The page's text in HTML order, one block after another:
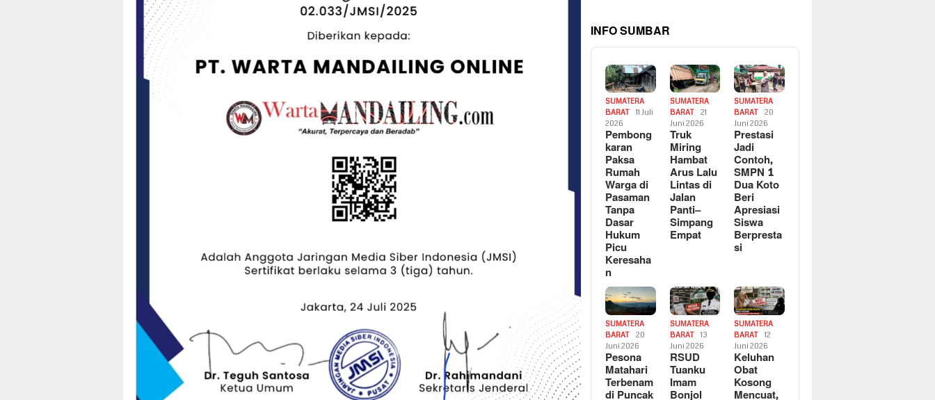
INFO SUMBAR
SUMATERA
BARAT
11 Juli
2026
Pembong
karan
Paksa
Rumah
Warga di
Pasaman
Tanpa
Dasar
Hukum
Picu
Keresaha
n
SUMATERA
BARAT
21
Juni 2026
Truk
Miring
Hambat
Arus Lalu
Lintas di
Jalan
Panti–
Simpang
Empat
SUMATERA
BARAT
20
Juni 2026
Prestasi
Jadi
Contoh,
SMPN 1
Dua Koto
Beri
Apresiasi
Siswa
Berpresta
si
SUMATERA
BARAT
20
Juni 2026
Pesona
Matahari
Terbenam
di Puncak
SUMATERA
BARAT
13
Juni 2026
RSUD
Tuanku
Imam
Bonjol
SUMATERA
BARAT
12
Juni 2026
Keluhan
Obat
Kosong
Mencuat,